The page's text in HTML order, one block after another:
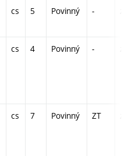
cs 5 Povinný -
cs 4 Povinný -
cs 7 Povinný ZT